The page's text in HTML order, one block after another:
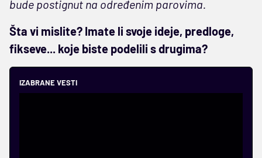
bude postignut na određenim parovima.
Šta vi mislite? Imate li svoje ideje, predloge,
fikseve... koje biste podelili s drugima?
IZABRANE VESTI